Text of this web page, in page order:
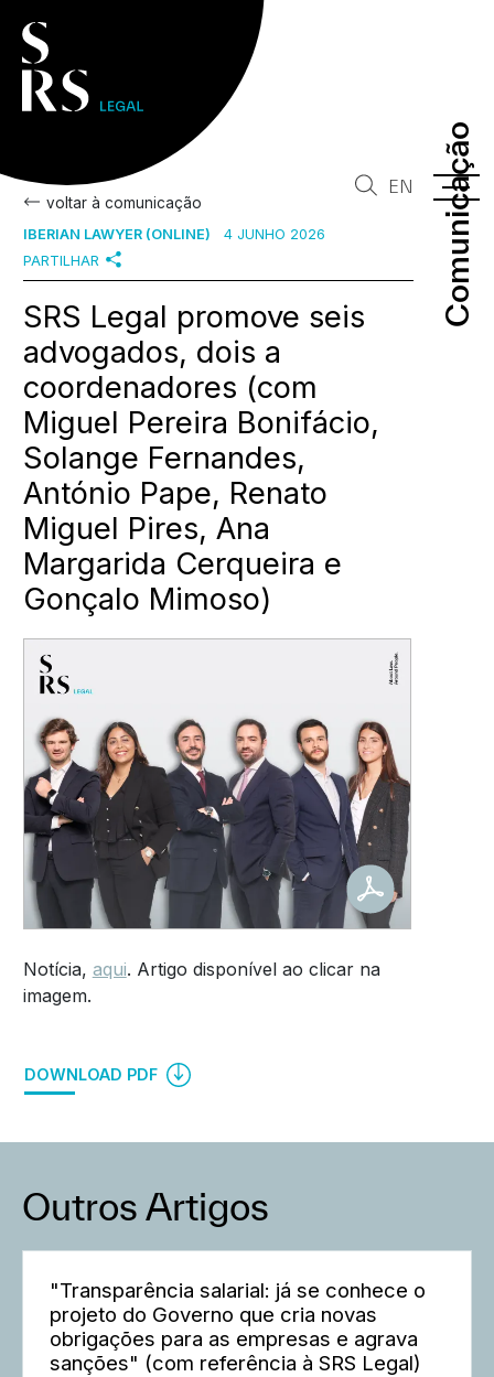
Comunicação
Comunicação
EN
voltar à comunicação
IBERIAN LAWYER (ONLINE)
4 JUNHO 2026
PARTILHAR
SRS Legal promove seis
advogados, dois a
coordenadores (com
Miguel Pereira Bonifácio,
Solange Fernandes,
António Pape, Renato
Miguel Pires, Ana
Margarida Cerqueira e
Gonçalo Mimoso)
Notícia, aqui. Artigo disponível ao clicar na
imagem.
DOWNLOAD PDF
Outros Artigos
"Transparência salarial: já se conhece o
projeto do Governo que cria novas
obrigações para as empresas e agrava
sanções" (com referência à SRS Legal)